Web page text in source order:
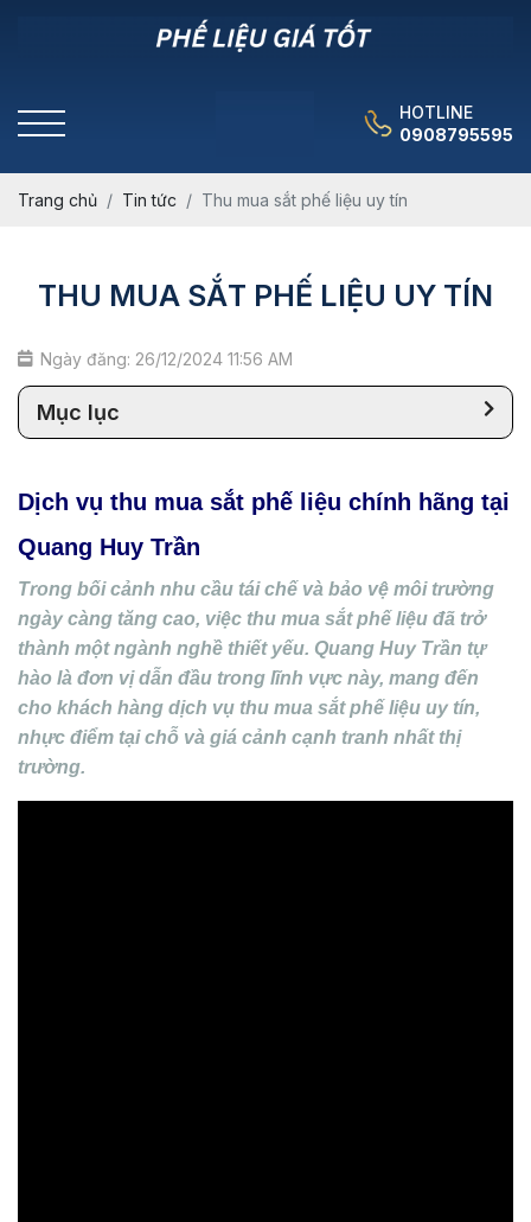
HOTLINE
0908795595
Trang chủ Tin tức Thu mua sắt phế liệu uy tín
THU MUA SẮT PHẾ LIỆU UY TÍN
Ngày đăng: 26/12/2024 11:56 AM
Mục lục
Dịch vụ thu mua sắt phế liệu chính hãng tại
Quang Huy Trần
Trong bối cảnh nhu cầu tái chế và bảo vệ môi trường
ngày càng tăng cao, việc thu mua sắt phế liệu đã trở
thành một ngành nghề thiết yếu. Quang Huy Trần tự
hào là đơn vị dẫn đầu trong lĩnh vực này, mang đến
cho khách hàng dịch vụ thu mua sắt phế liệu uy tín,
nhực điểm tại chỗ và giá cảnh cạnh tranh nhất thị
trường.